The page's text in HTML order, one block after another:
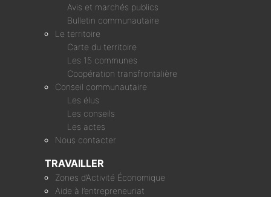
Avis et marchés publics
Bulletin communautaire
Le territoire
Carte du territoire
Les 15 communes
Coopération transfrontalière
Conseil communautaire
Les élus
Les conseils
Les actes
Nous contacter
TRAVAILLER
Zones d’Activité Économique
Aide à l’entrepreneuriat